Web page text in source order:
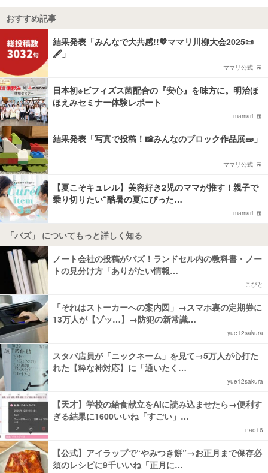
おすすめ記事
結果発表「みんなで大共感!!💖ママリ川柳大会2025📜
🖋️」
ママリ公式
日本初※ビフィズス菌配合の『安心』を味方に。明治ほ
ほえみセミナー体験レポート
mamari
結果発表「写真で投稿！📸みんなのブロック作品展🧱」
ママリ公式
【夏こそキュレル】美容好き2児のママが推す！親子で
乗り切りたい“酷暑の夏にぴった…
mamari
「バズ」 についてもっと詳しく知る
ノート会社の投稿がバズ！ランドセル内の教科書・ノー
トの見分け方「ありがたい情報…
こびと
「それはストーカーへの案内図」→スマホ裏の定期券に
13万人が【ゾッ…】→防犯の新常識…
yue12sakura
スタバ店員が「ニックネーム」を見て→5万人が心打た
れた【粋な神対応】に「通いたく…
yue12sakura
【天才】学校の給食献立をAIに読み込ませたら→便利す
ぎる結果に1600いいね「すごい」…
nao16
【公式】アイラップで“やみつき餅”→お正月まで保存必
須のレシピに9千いいね「正月に…